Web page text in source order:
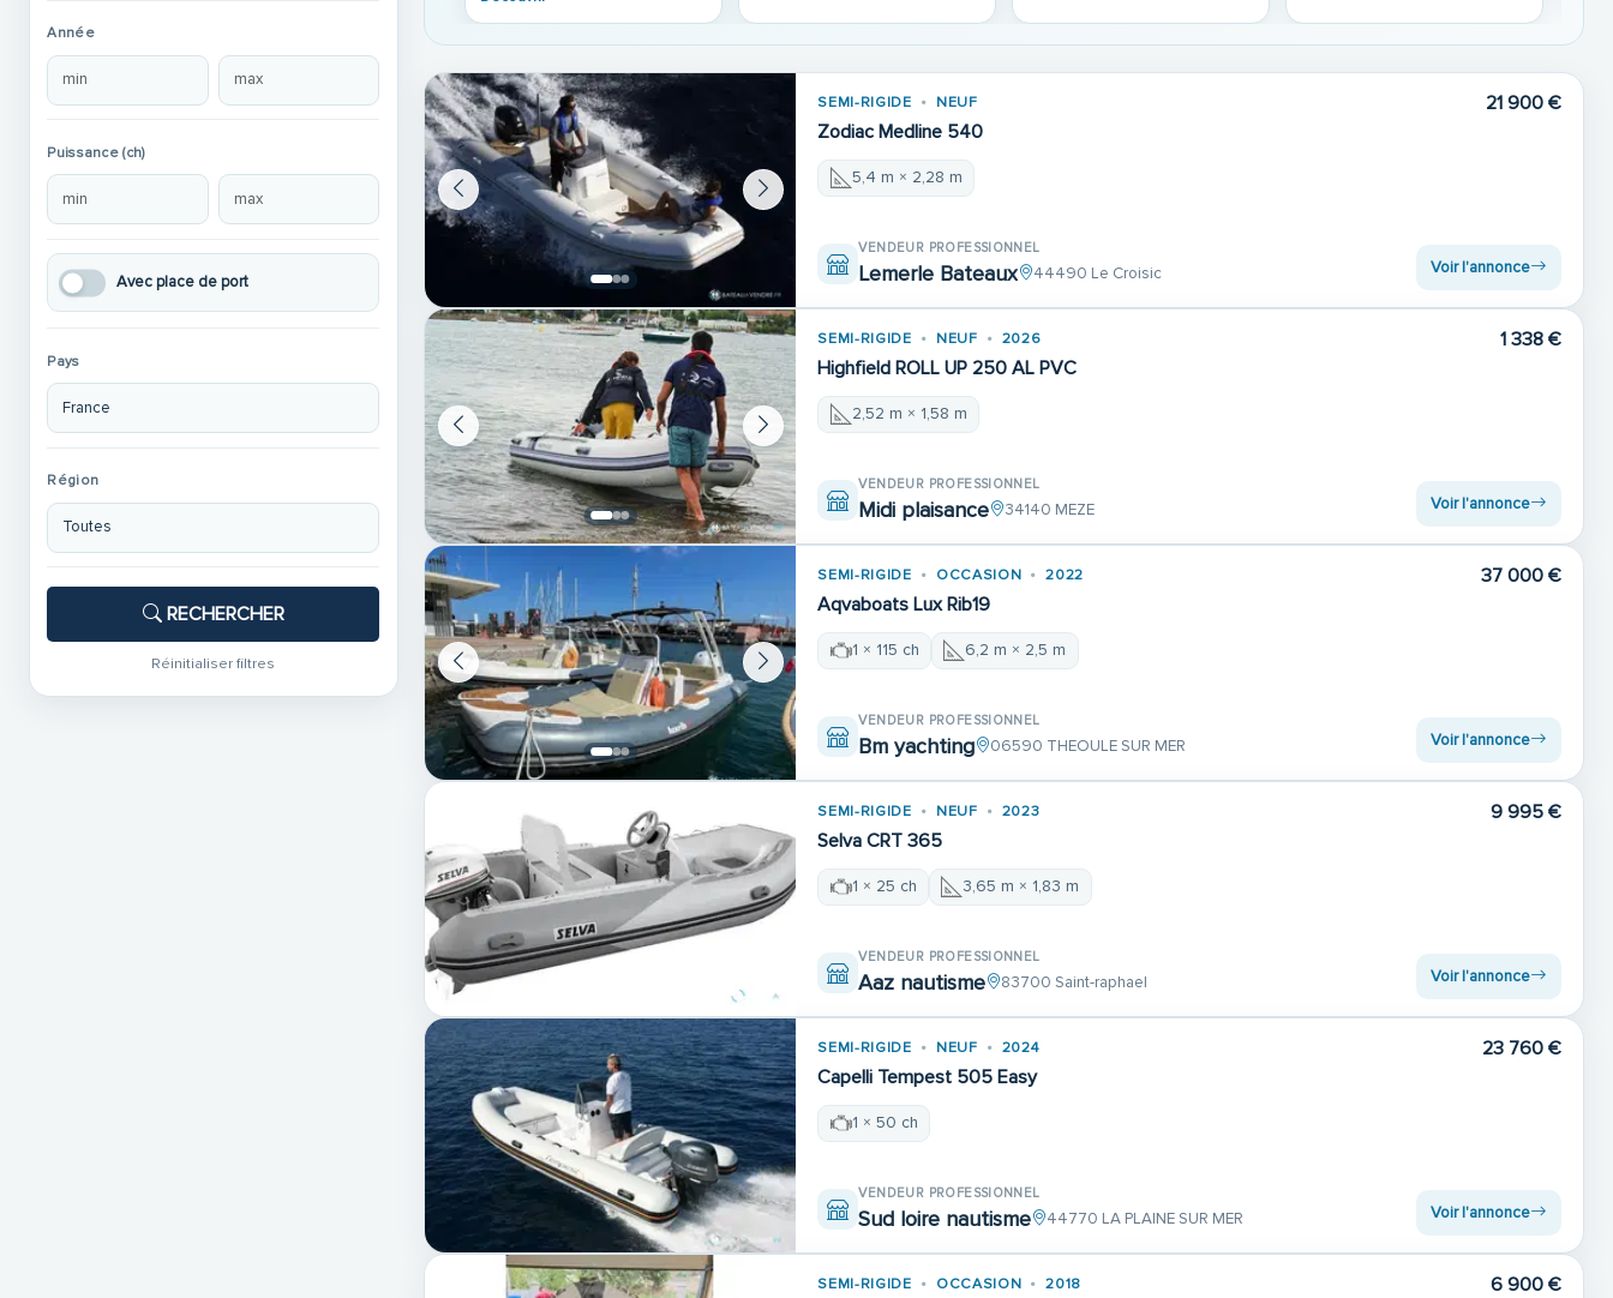
Année
Puissance (ch)
Avec place de port
Pays
Région
RECHERCHER
Réinitialiser filtres
SEMI-RIGIDE NEUF
Zodiac Medline 540
21 900 €
5,4 m × 2,28 m
VENDEUR PROFESSIONNEL
Lemerle Bateaux 44490 Le Croisic Voir l'annonce
SEMI-RIGIDE NEUF 2026
Highfield ROLL UP 250 AL PVC
1 338 €
2,52 m × 1,58 m
VENDEUR PROFESSIONNEL
Midi plaisance 34140 MEZE Voir l'annonce
SEMI-RIGIDE OCCASION 2022
Aqvaboats Lux Rib19
37 000 €
1 × 115 ch 6,2 m × 2,5 m
VENDEUR PROFESSIONNEL
Bm yachting 06590 THEOULE SUR MER Voir l'annonce
SEMI-RIGIDE NEUF 2023
Selva CRT 365
9 995 €
1 × 25 ch 3,65 m × 1,83 m
VENDEUR PROFESSIONNEL
Aaz nautisme 83700 Saint-raphael Voir l'annonce
SEMI-RIGIDE NEUF 2024
Capelli Tempest 505 Easy
23 760 €
1 × 50 ch
VENDEUR PROFESSIONNEL
Sud loire nautisme 44770 LA PLAINE SUR MER Voir l'annonce
SEMI-RIGIDE OCCASION 2018 6 900 €